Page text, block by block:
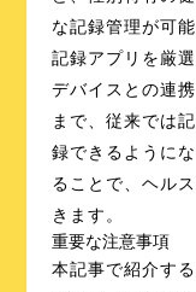
な記録管理が可
記録アプリを厳
デバイスとの連
まで、従来では
録できるように
ることで、ヘル
きます。
重要な注意事項
本記事で紹介す